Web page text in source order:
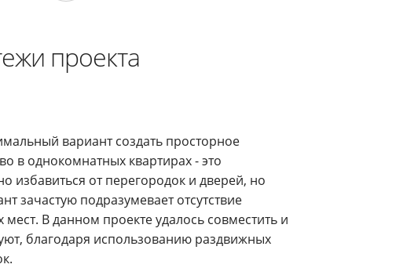
проекта
вариант создать просторное
в однокомнатных квартирах - это
избавиться от перегородок и дверей, но
зачастую подразумевает отсутствие
В данном проекте удалось совместить и
благодаря использованию раздвижных